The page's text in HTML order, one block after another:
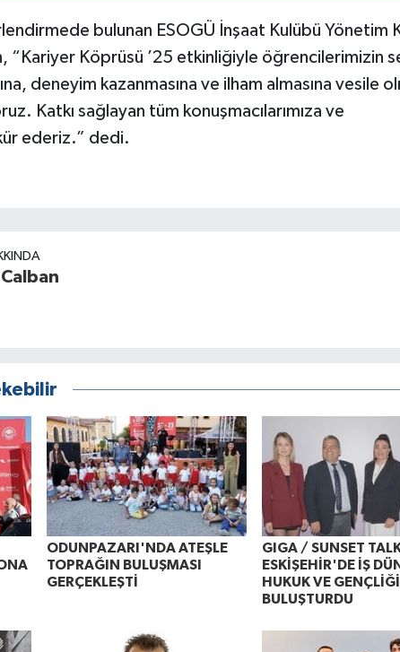
bulunan ESOGÜ İnşaat Kulübü Yönetim
“Kariyer Köprüsü ’25 etkinliğiyle öğrencilerimizin
deneyim kazanmasına ve ilham almasına vesile
Katkı sağlayan tüm konuşmacılarımıza ve
ederiz.” dedi.
ODUNPAZARI'NDA ATEŞLE
TOPRAĞIN BULUŞMASI
GERÇEKLEŞTİ
GIGA / SUNSET
ESKİŞEHİR'DE İŞ
HUKUK VE GENÇLİĞİ
BULUŞTURDU